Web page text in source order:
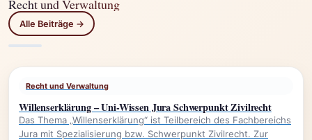
Recht und Verwaltung
Alle Beiträge →
Recht und Verwaltung
Willenserklärung – Uni-Wissen Jura Schwerpunkt Zivilrecht
Das Thema „Willenserklärung“ ist Teilbereich des Fachbereichs
Jura mit Spezialisierung bzw. Schwerpunkt Zivilrecht. Zur